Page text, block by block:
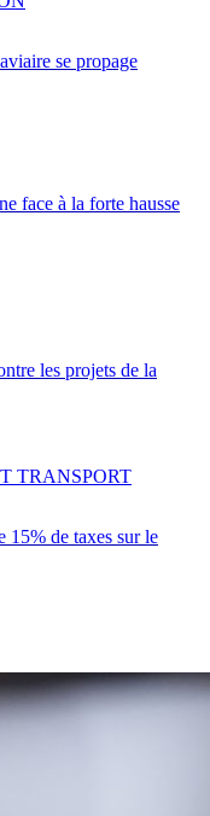
se propage
face à la forte hausse
les projets de la
15% de taxes sur le
TRANSPORT